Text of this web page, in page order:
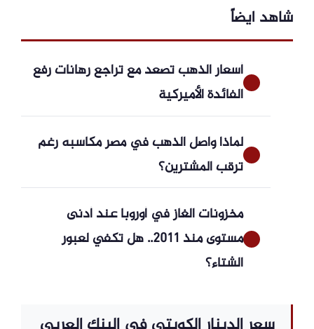
شاهد ايضاً
أسعار الذهب تصعد مع تراجع رهانات رفع
الفائدة الأميركية
لماذا واصل الذهب في مصر مكاسبه رغم
ترقب المشترين؟
مخزونات الغاز في أوروبا عند أدنى
مستوى منذ 2011.. هل تكفي لعبور
الشتاء؟